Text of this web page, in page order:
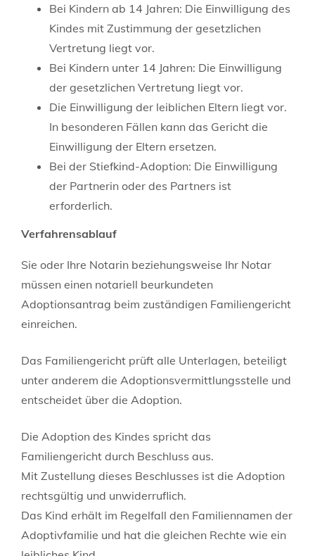
Bei Kindern ab 14 Jahren: Die Einwilligung des
Kindes mit Zustimmung der gesetzlichen
Vertretung liegt vor.
Bei Kindern unter 14 Jahren: Die Einwilligung
der gesetzlichen Vertretung liegt vor.
Die Einwilligung der leiblichen Eltern liegt vor.
In besonderen Fällen kann das Gericht die
Einwilligung der Eltern ersetzen.
Bei der Stiefkind-Adoption: Die Einwilligung
der Partnerin oder des Partners ist
erforderlich.
Verfahrensablauf
Sie oder Ihre Notarin beziehungsweise Ihr Notar
müssen einen notariell beurkundeten
Adoptionsantrag beim zuständigen Familiengericht
einreichen.
Das Familiengericht prüft alle Unterlagen, beteiligt
unter anderem die Adoptionsvermittlungsstelle und
entscheidet über die Adoption.
Die Adoption des Kindes spricht das
Familiengericht durch Beschluss aus.
Mit Zustellung dieses Beschlusses ist die Adoption
rechtsgültig und unwiderruflich.
Das Kind erhält im Regelfall den Familiennamen der
Adoptivfamilie und hat die gleichen Rechte wie ein